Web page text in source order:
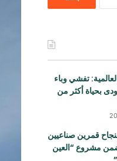
تفشي وباء
بحياة أكثر من
قمرين صناعيين
مشروع “العين